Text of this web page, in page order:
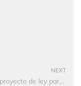
NEXT
Radican proyecto de ley para zanjar diferencias con la Dian, a través de arbitraje